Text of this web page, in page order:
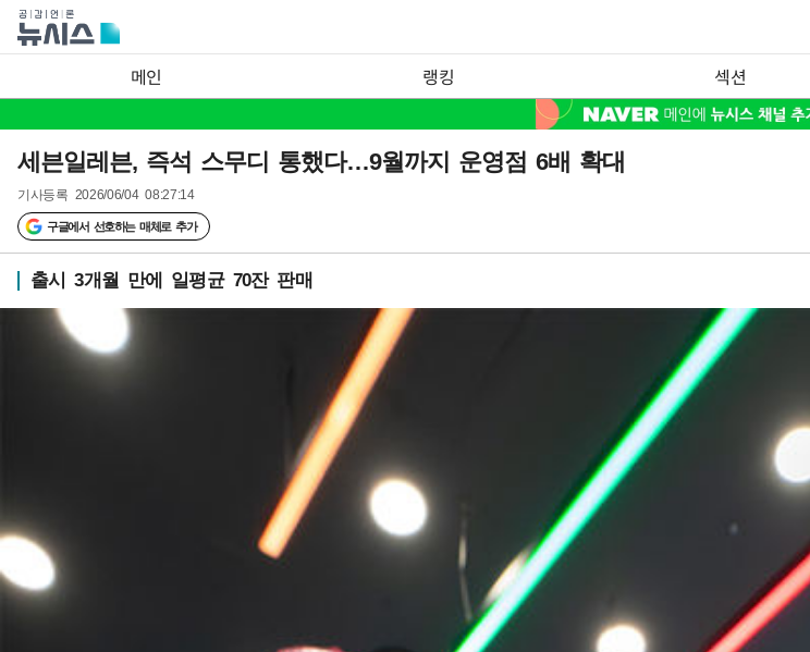
메인 랭킹 섹션
세븐일레븐, 즉석 스무디 통했다…9월까지 운영점 6배 확대
기사등록 2026/06/04 08:27:14
구글에서 선호하는 매체로 추가
출시 3개월 만에 일평균 70잔 판매